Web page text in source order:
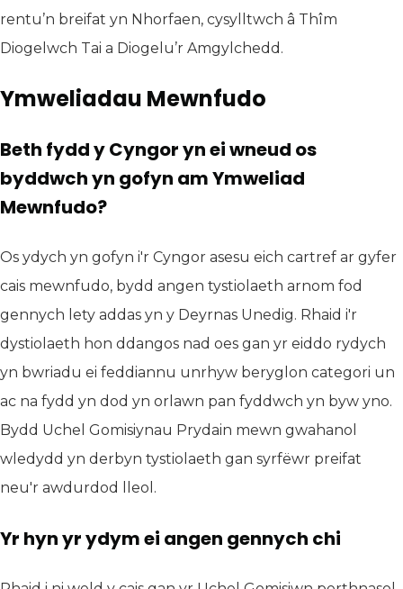
rentu’n breifat yn Nhorfaen, cysylltwch â Thîm
Diogelwch Tai a Diogelu’r Amgylchedd.
Ymweliadau Mewnfudo
Beth fydd y Cyngor yn ei wneud os
byddwch yn gofyn am Ymweliad
Mewnfudo?
Os ydych yn gofyn i'r Cyngor asesu eich cartref ar gyfer
cais mewnfudo, bydd angen tystiolaeth arnom fod
gennych lety addas yn y Deyrnas Unedig. Rhaid i'r
dystiolaeth hon ddangos nad oes gan yr eiddo rydych
yn bwriadu ei feddiannu unrhyw beryglon categori un
ac na fydd yn dod yn orlawn pan fyddwch yn byw yno.
Bydd Uchel Gomisiynau Prydain mewn gwahanol
wledydd yn derbyn tystiolaeth gan syrfëwr preifat
neu'r awdurdod lleol.
Yr hyn yr ydym ei angen gennych chi